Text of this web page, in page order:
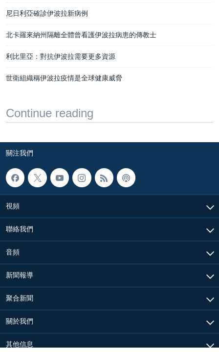
尼日利亞確診伊波拉新病例
北卡羅來納州隔離全體曾看護伊波拉病患的傳教士
利比里亞：對抗伊波拉需要更多資源
世衛組織稱伊波拉疫情是全球健康威脅
Continue reading
關注我們
視頻
聯絡我們
音頻
新聞報導
聚合新聞
關於我們
其他信息